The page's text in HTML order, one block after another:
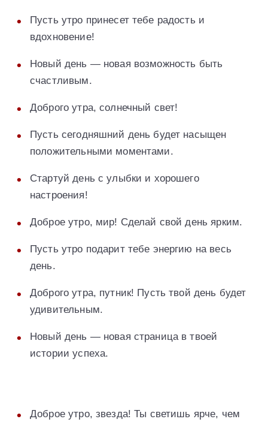
Пусть утро принесет тебе радость и
вдохновение!
Новый день — новая возможность быть
счастливым.
Доброго утра, солнечный свет!
Пусть сегодняшний день будет насыщен
положительными моментами.
Стартуй день с улыбки и хорошего
настроения!
Доброе утро, мир! Сделай свой день ярким.
Пусть утро подарит тебе энергию на весь
день.
Доброго утра, путник! Пусть твой день будет
удивительным.
Новый день — новая страница в твоей
истории успеха.
Доброе утро, звезда! Ты светишь ярче, чем